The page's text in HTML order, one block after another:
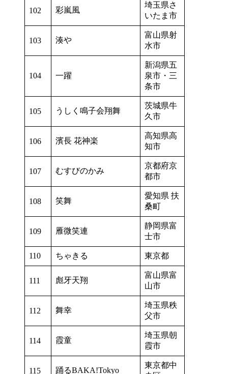
102 彩嵐風
埼玉県さ
いたま市
103 湊や
富山県射
水市
104 一躍
新潟県五
泉市・三
条市
105 うしく鳴子会翔舞
茨城県牛
久市
106 濱長 花神楽
高知県高
知市
107 むすびのかみ
京都府京
都市
108 笑舞
愛知県 扶
桑町
109 雁微笑連
静岡県富
士市
110 ちゃきる 東京都
111 彪牙天翔
富山県富
山市
112 舞幸
埼玉県秩
父市
114 霞童
埼玉県朝
霞市
115 踊るBAKA!Tokyo
東京都中